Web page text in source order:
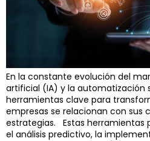
En la constante evolución del
artificial (IA) y la automatización
herramientas clave para
empresas se relacionan con sus
estrategias. Estas herramientas
el análisis predictivo, la